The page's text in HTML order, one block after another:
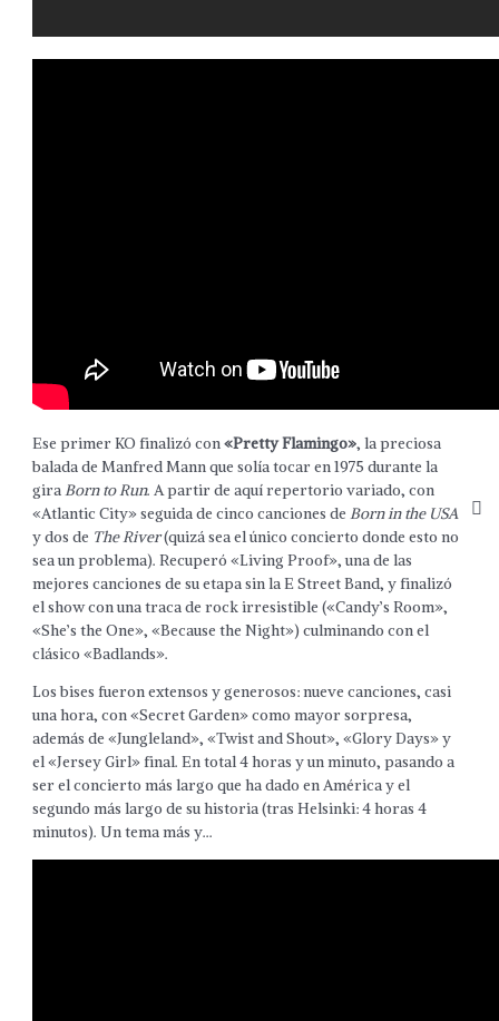
Ese primer KO finalizó con«Pretty Flamingo», la preciosa
balada de Manfred Mann que solía tocar en 1975 durante la
giraBorn to Run. A partir de aquí repertorio variado, con
«Atlantic City» seguida de cinco canciones deBorn in the USA
ydos de The River(quizá sea el único concierto donde esto no
sea un problema). Recuperó «Living Proof», una de las
mejores canciones de su etapa sin la E Street Band, y finalizó
el show con una traca de rock irresistible («Candy’s Room»,
«She’s the One», «Because the Night») culminando con el
clásico «Badlands».
Los bises fueron extensos y generosos: nueve canciones, casi
una hora, con «Secret Garden» como mayor sorpresa,
además de «Jungleland», «Twist and Shout», «Glory Days» y
el «Jersey Girl» final. En total 4 horas y un minuto, pasando a
ser el concierto más largo que ha dado en América y el
segundo más largo de su historia (tras Helsinki: 4 horas 4
minutos). Un tema más y…